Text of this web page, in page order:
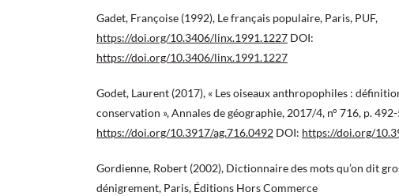
Gadet, Françoise (1992), Le français populaire, Paris, PUF,
https://doi.org/10.3406/linx.1991.1227 DOI:
https://doi.org/10.3406/linx.1991.1227
Godet, Laurent (2017), « Les oiseaux anthropophiles :
conservation », Annales de géographie, 2017/4, n° 716, p.
https://doi.org/10.3917/ag.716.0492 DOI: https://doi.org/
Gordienne, Robert (2002), Dictionnaire des mots qu’on dit
dénigrement, Paris, Éditions Hors Commerce